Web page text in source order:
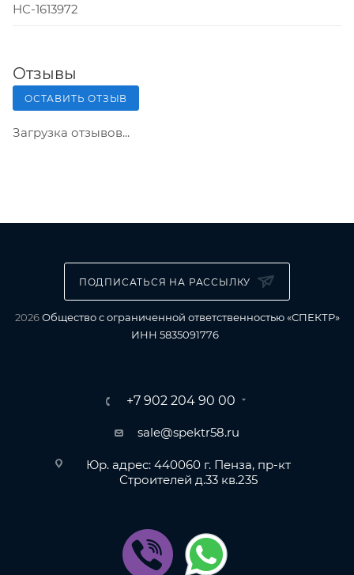
НС-1613972
Отзывы
ОСТАВИТЬ ОТЗЫВ
Загрузка отзывов...
ПОДПИСАТЬСЯ НА РАССЫЛКУ
2026Общество с ограниченной ответственностью «СПЕКТР»
ИНН 5835091776
+7 902 204 90 00
sale@spektr58.ru
Юр. адрес: 440060 г. Пенза, пр-кт
Строителей д.33 кв.235